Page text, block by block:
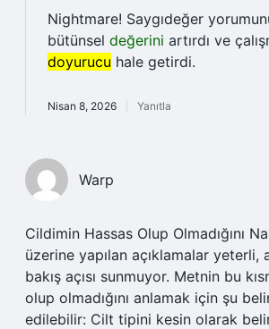
Nightmare! Saygıdeğer
bütünsel değerini artırdı ve
doyurucu hale getirdi.
Nisan 8, 2026 Yanıtla
Warp
Cildimin Hassas Olup Olmadığını
üzerine yapılan açıklamalar yeterli,
bakış açısı sunmuyor. Metnin bu
olup olmadığını anlamak için şu
edilebilir: Cilt tipini kesin olarak